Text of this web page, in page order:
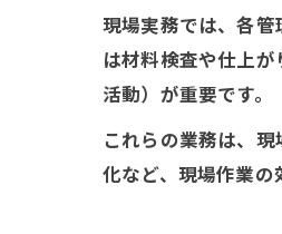
現場実務では、各
は材料検査や仕上
活動）が重要です。
これらの業務は、
化など、現場作業の